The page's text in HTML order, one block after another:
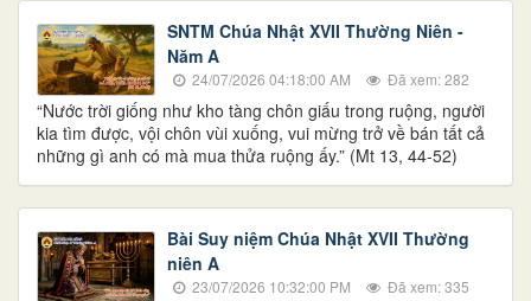
SNTM Chúa Nhật XVII Thường Niên -
Năm A
24/07/2026 04:18:00 AM Đã xem: 282
“Nước trời giống như kho tàng chôn giấu trong ruộng, người
kia tìm được, vội chôn vùi xuống, vui mừng trở về bán tất cả
những gì anh có mà mua thửa ruộng ấy.” (Mt 13, 44-52)
Bài Suy niệm Chúa Nhật XVII Thường
niên A
23/07/2026 10:32:00 PM Đã xem: 335